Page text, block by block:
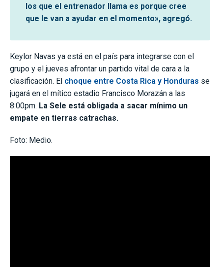
los que el entrenador llama es porque cree
que le van a ayudar en el momento», agregó.
Keylor Navas ya está en el país para integrarse con el
grupo y el jueves afrontar un partido vital de cara a la
clasificación. El choque entre Costa Rica y Honduras se
jugará en el mítico estadio Francisco Morazán a las
8:00pm. La Sele está obligada a sacar mínimo un
empate en tierras catrachas.
Foto: Medio.